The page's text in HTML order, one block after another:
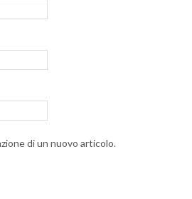
di un nuovo articolo.